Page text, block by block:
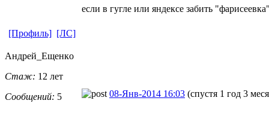
если в гугле или яндексе забить
[Профиль] [ЛС]
Андрей_Ещенк​о
Стаж: 12 лет
Сообщений: 5 08-Янв-2014 16:03 (спустя 1 год 3